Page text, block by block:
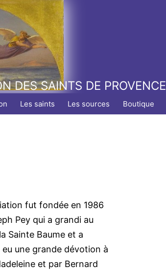
DES SAINTS DE PROVENCE
Les saints Les sources Boutique
fut fondée en 1986
Pey qui a grandi au
Sainte Baume et a
une grande dévotion à
et par Bernard